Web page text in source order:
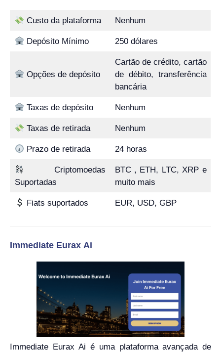
Custo da plataforma Nenhum
Depósito Mínimo 250 dólares
Opções de depósito
Cartão de crédito, cartão
de débito, transferência
bancária
Taxas de depósito Nenhum
Taxas de retirada Nenhum
Prazo de retirada 24 horas
Criptomoedas
Suportadas
BTC , ETH, LTC, XRP e
muito mais
Fiats suportados EUR, USD, GBP
Immediate Eurax Ai
Immediate Eurax Ai é uma plataforma avançada de